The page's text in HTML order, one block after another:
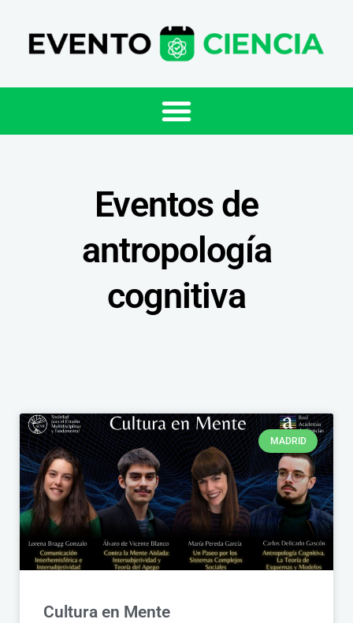
Eventos de
antropología
cognitiva
MADRID
Cultura en Mente